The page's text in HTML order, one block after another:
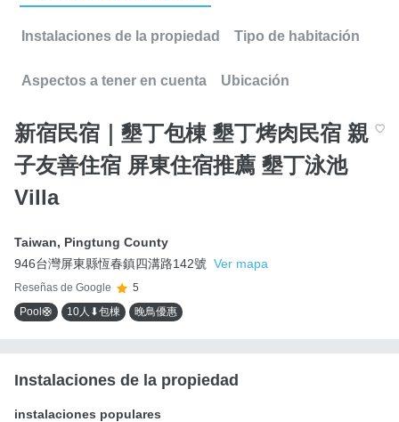
Instalaciones de la propiedad Tipo de habitación
Aspectos a tener en cuenta Ubicación
新宿民宿｜墾丁包棟 墾丁烤肉民宿 親
子友善住宿 屏東住宿推薦 墾丁泳池
Villa
Taiwan, Pingtung County
946台灣屏東縣恆春鎮四溝路142號 Ver mapa
Reseñas de Google
5
Pool🛟
10人⬇包棟 晚鳥優惠
Instalaciones de la propiedad
instalaciones populares